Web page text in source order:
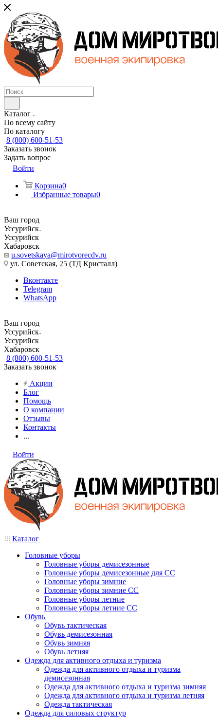
Каталог
По всему сайту
По каталогу
8 (800) 600-51-53
Заказать звонок
Задать вопрос
Войти
Корзина0
Избранные товары0
Ваш город
Уссурийск
Уссурийск
Хабаровск
u.sovetskaya@mirotvorecdv.ru
ул. Советская, 25 (ТД Кристалл)
Вконтакте
Telegram
WhatsApp
Ваш город
Уссурийск
Уссурийск
Хабаровск
8 (800) 600-51-53
Заказать звонок
Акции
Блог
Помощь
О компании
Отзывы
Контакты
...
Войти
Каталог
Головные уборы
Головные уборы демисезонные
Головные уборы демисезонные для СС
Головные уборы зимние
Головные уборы зимние СС
Головные уборы летние
Головные уборы летние СС
Обувь
Обувь тактическая
Обувь демисезонная
Обувь зимняя
Обувь летняя
Одежда для активного отдыха и туризма
Одежда для активного отдыха и туризма
демисезонная
Одежда для активного отдыха и туризма зимняя
Одежда для активного отдыха и туризма летняя
Одежда тактическая
Одежда для силовых структур